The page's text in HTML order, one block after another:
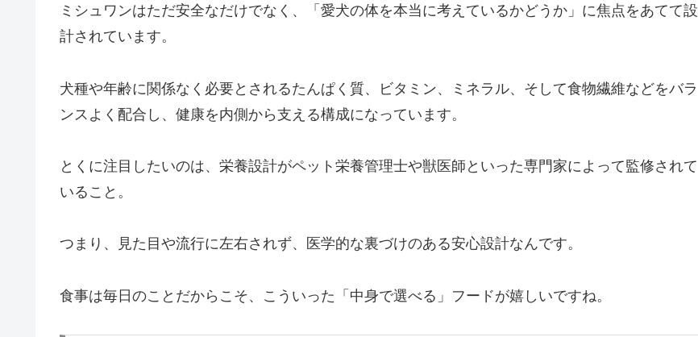
ミシュワンはただ安全なだけでなく、「愛犬の体を本当に考えているかどうか」に焦点をあてて設
計されています。
犬種や年齢に関係なく必要とされるたんぱく質、ビタミン、ミネラル、そして食物繊維などをバラ
ンスよく配合し、健康を内側から支える構成になっています。
とくに注目したいのは、栄養設計がペット栄養管理士や獣医師といった専門家によって監修されて
いること。
つまり、見た目や流行に左右されず、医学的な裏づけのある安心設計なんです。
食事は毎日のことだからこそ、こういった「中身で選べる」フードが嬉しいですね。